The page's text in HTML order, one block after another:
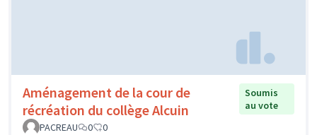
Aménagement de la cour de
récréation du collège Alcuin
Soumis
au vote
PACREAU
0 0